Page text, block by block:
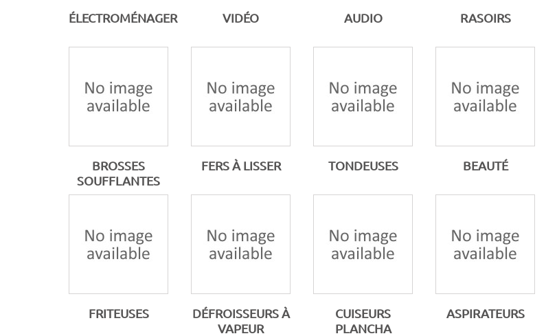
ÉLECTROMÉNAGER VIDÉO AUDIO RASOIRS
BROSSES
SOUFFLANTES
FERS À LISSER TONDEUSES BEAUTÉ
FRITEUSES
DÉFROISSEURS À
VAPEUR
CUISEURS
PLANCHA
ASPIRATEURS